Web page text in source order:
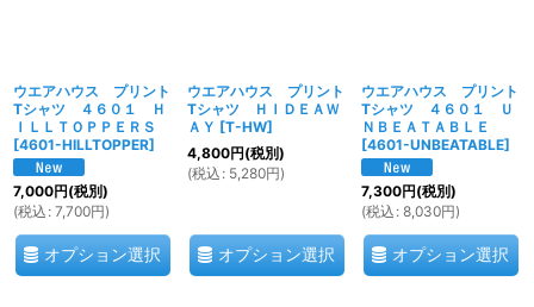
ウエアハウス プリント
Tシャツ ４６０１ Ｈ
ＩＬＬＴＯＰＰＥＲＳ
[4601-HILLTOPPER]
7,000円(税別)
(税込 : 7,700円)
オプション選択
ウエアハウス プリント
Tシャツ ＨＩＤＥＡＷ
ＡＹ [T-HW]
4,800円(税別)
(税込 : 5,280円)
オプション選択
ウエアハウス プリント
Tシャツ ４６０１ Ｕ
ＮＢＥＡＴＡＢＬＥ
[4601-UNBEATABLE]
7,300円(税別)
(税込 : 8,030円)
オプション選択